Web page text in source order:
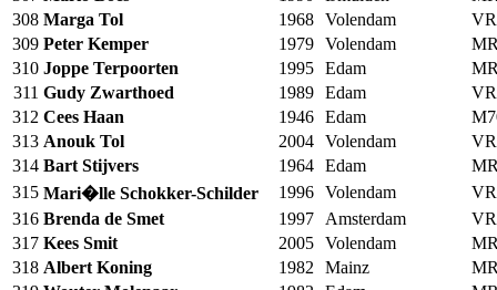
308 Marga Tol 1968 Volendam
309 Peter Kemper 1979 Volendam
310 Joppe Terpoorten 1995 Edam
311 Gudy Zwarthoed 1989 Edam
312 Cees Haan 1946 Edam
313 Anouk Tol 2004 Volendam
314 Bart Stijvers 1964 Edam
315 Mari�lle Schokker-Schilder 1996 Volendam
316 Brenda de Smet 1997 Amsterdam
317 Kees Smit 2005 Volendam
318 Albert Koning 1982 Mainz